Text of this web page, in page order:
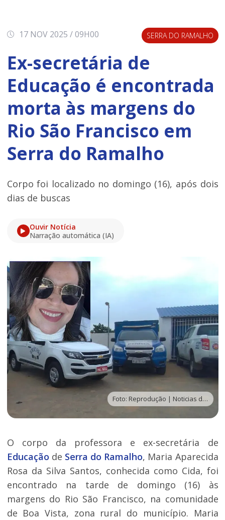
17 NOV 2025 / 09H00 SERRA DO RAMALHO
Ex-secretária de
Educação é encontrada
morta às margens do
Rio São Francisco em
Serra do Ramalho
Corpo foi localizado no domingo (16), após dois
dias de buscas
Ouvir Notícia
Narração automática (IA)
Foto: Reprodução | Noticias da Lapa
O corpo da professora e ex-secretária de
Educação de Serra do Ramalho, Maria Aparecida
Rosa da Silva Santos, conhecida como Cida, foi
encontrado na tarde de domingo (16) às
margens do Rio São Francisco, na comunidade
de Boa Vista, zona rural do município. Maria